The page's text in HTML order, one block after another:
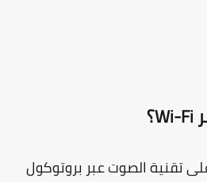
الصوت عبر بروتوكول